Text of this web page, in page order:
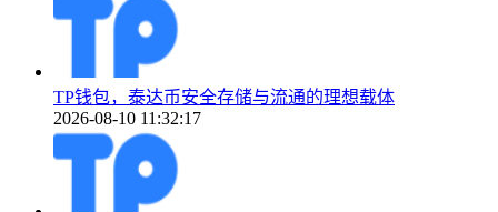
TP钱包，泰达币安全存储与流通的理想载体
2026-08-10 11:32:17